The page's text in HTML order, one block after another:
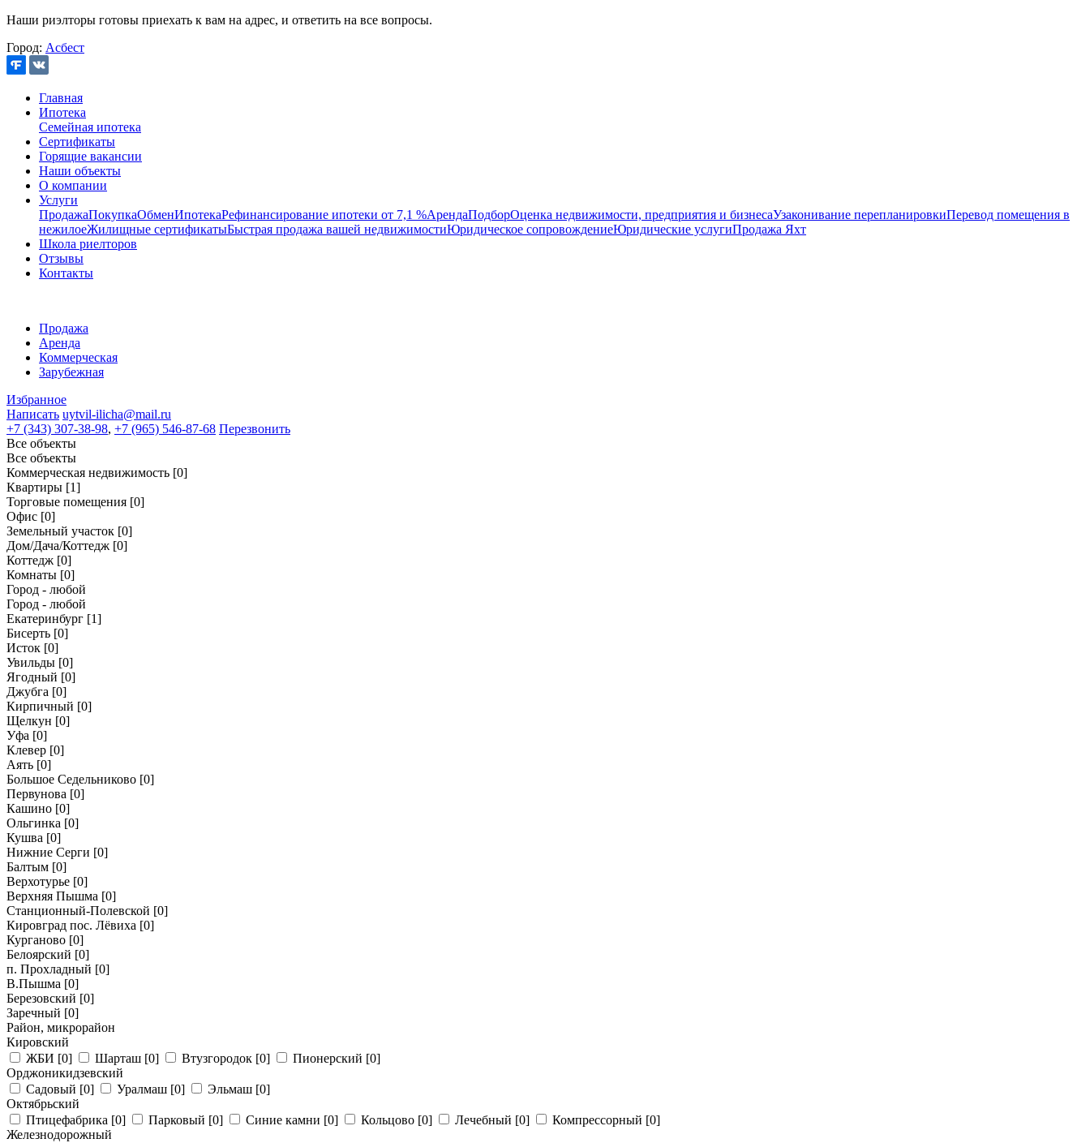
Наши риэлторы готовы приехать к вам на адрес, и ответить на все вопросы.
Город: Асбест
Главная
Ипотека
Семейная ипотека
Сертификаты
Горящие вакансии
Наши объекты
О компании
Услуги
ПродажаПокупкаОбменИпотекаРефинансирование ипотеки от 7,1 %АрендаПодборОценка недвижимости, предприятия и бизнесаУзаконивание перепланировкиПеревод помещения в
нежилоеЖилищные сертификатыБыстрая продажа вашей недвижимостиЮридическое сопровождениеЮридические услугиПродажа Яхт
Школа риелторов
Отзывы
Контакты
Продажа
Аренда
Коммерческая
Зарубежная
Избранное
Написать uytvil-ilicha@mail.ru
+7 (343) 307-38-98, +7 (965) 546-87-68 Перезвонить
Все объекты
Все объекты
Коммерческая недвижимость [0]
Квартиры [1]
Торговые помещения [0]
Офис [0]
Земельный участок [0]
Дом/Дача/Коттедж [0]
Коттедж [0]
Комнаты [0]
Город - любой
Город - любой
Екатеринбург [1]
Бисерть [0]
Исток [0]
Увильды [0]
Ягодный [0]
Джубга [0]
Кирпичный [0]
Щелкун [0]
Уфа [0]
Клевер [0]
Аять [0]
Большое Седельниково [0]
Первунова [0]
Кашино [0]
Ольгинка [0]
Кушва [0]
Нижние Серги [0]
Балтым [0]
Верхотурье [0]
Верхняя Пышма [0]
Станционный-Полевской [0]
Кировград пос. Лёвиха [0]
Курганово [0]
Белоярский [0]
п. Прохладный [0]
В.Пышма [0]
Березовский [0]
Заречный [0]
Район, микрорайон
Кировский
ЖБИ [0] Шарташ [0] Втузгородок [0] Пионерский [0]
Орджоникидзевский
Садовый [0] Уралмаш [0] Эльмаш [0]
Октябрьский
Птицефабрика [0] Парковый [0] Синие камни [0] Кольцово [0] Лечебный [0] Компрессорный [0]
Железнодорожный